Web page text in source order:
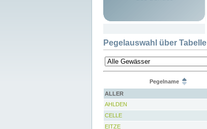
Pegelauswahl über Tabelle
Pegelname
ALLER
AHLDEN
CELLE
EITZE